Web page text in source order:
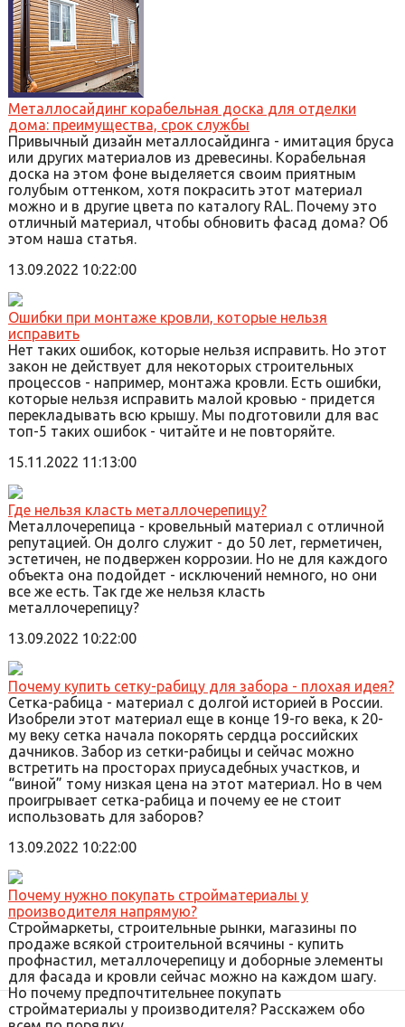
Металлосайдинг корабельная доска для отделки
дома: преимущества, срок службы
Привычный дизайн металлосайдинга - имитация бруса
или других материалов из древесины. Корабельная
доска на этом фоне выделяется своим приятным
голубым оттенком, хотя покрасить этот материал
можно и в другие цвета по каталогу RAL. Почему это
отличный материал, чтобы обновить фасад дома? Об
этом наша статья.
13.09.2022 10:22:00
Ошибки при монтаже кровли, которые нельзя
исправить
Нет таких ошибок, которые нельзя исправить. Но этот
закон не действует для некоторых строительных
процессов - например, монтажа кровли. Есть ошибки,
которые нельзя исправить малой кровью - придется
перекладывать всю крышу. Мы подготовили для вас
топ-5 таких ошибок - читайте и не повторяйте.
15.11.2022 11:13:00
Где нельзя класть металлочерепицу?
Металлочерепица - кровельный материал с отличной
репутацией. Он долго служит - до 50 лет, герметичен,
эстетичен, не подвержен коррозии. Но не для каждого
объекта она подойдет - исключений немного, но они
все же есть. Так где же нельзя класть
металлочерепицу?
13.09.2022 10:22:00
Почему купить сетку-рабицу для забора - плохая идея?
Сетка-рабица - материал с долгой историей в России.
Изобрели этот материал еще в конце 19-го века, к 20-
му веку сетка начала покорять сердца российских
дачников. Забор из сетки-рабицы и сейчас можно
встретить на просторах приусадебных участков, и
“виной” тому низкая цена на этот материал. Но в чем
проигрывает сетка-рабица и почему ее не стоит
использовать для заборов?
13.09.2022 10:22:00
Почему нужно покупать стройматериалы у
производителя напрямую?
Строймаркеты, строительные рынки, магазины по
продаже всякой строительной всячины - купить
профнастил, металлочерепицу и доборные элементы
для фасада и кровли сейчас можно на каждом шагу.
Но почему предпочтительнее покупать
стройматериалы у производителя? Расскажем обо